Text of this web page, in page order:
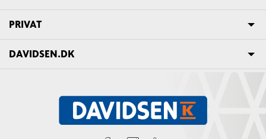
PRIVAT
DAVIDSEN.DK